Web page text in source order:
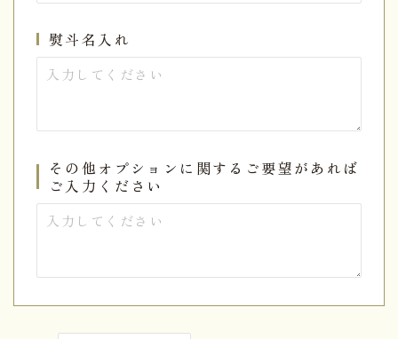
熨斗名入れ
その他オプションに関するご要望があれば
ご入力ください